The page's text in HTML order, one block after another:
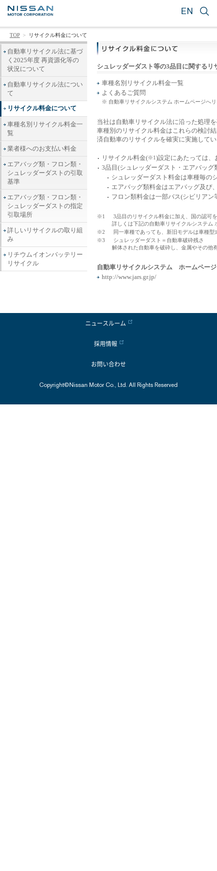
EN
TOP > リサイクル料金について
シュレッダーダスト等の3品目に関する
車種名別リサイクル料金一覧
よくあるご質問
※ 自動車リサイクルシステム ホームページへ
当社は自動車リサイクル法に沿った処理
車種別のリサイクル料金はこれらの検討
済自動車のリサイクルを確実に実施して
リサイクル料金(※1)設定にあたっては
3品目(シュレッダーダスト・エアバッ
シュレッダーダスト料金は車種毎の
エアバッグ類料金はエアバッグ及び
フロン類料金は一部バス(シビリア
※1
3品目のリサイクル料金に加え、国の認可
詳しくは下記の自動車リサイクルシステム
※2
同一車種であっても、新旧モデルは車種
※3
シュレッダーダスト＝自動車破砕残さ
解体された自動車を破砕し、金属やその他
自動車リサイクルシステム ホームページ
http://www.jars.gr.jp/
自動車リサイクル法に基づ
く2025年度 再資源化等の
状況について
自動車リサイクル法につい
て
リサイクル料金について
車種名別リサイクル料金一
覧
業者様へのお支払い料金
エアバッグ類・フロン類・
シュレッダーダストの引取
基準
エアバッグ類・フロン類・
シュレッダーダストの指定
引取場所
詳しいリサイクルの取り組
み
リチウムイオンバッテリー
リサイクル
ニュースルーム
採用情報
お問い合わせ
Copyright©Nissan Motor Co., Ltd. All Rights Reserved